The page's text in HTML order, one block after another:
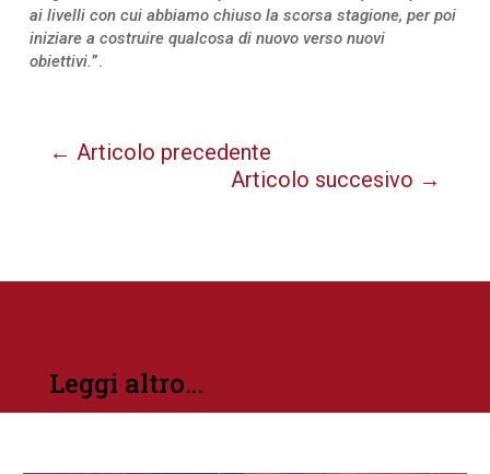
ai livelli con cui abbiamo chiuso la scorsa stagione, per poi
iniziare a costruire qualcosa di nuovo verso nuovi
obiettivi.”.
← Articolo precedente
Articolo succesivo →
Leggi altro…